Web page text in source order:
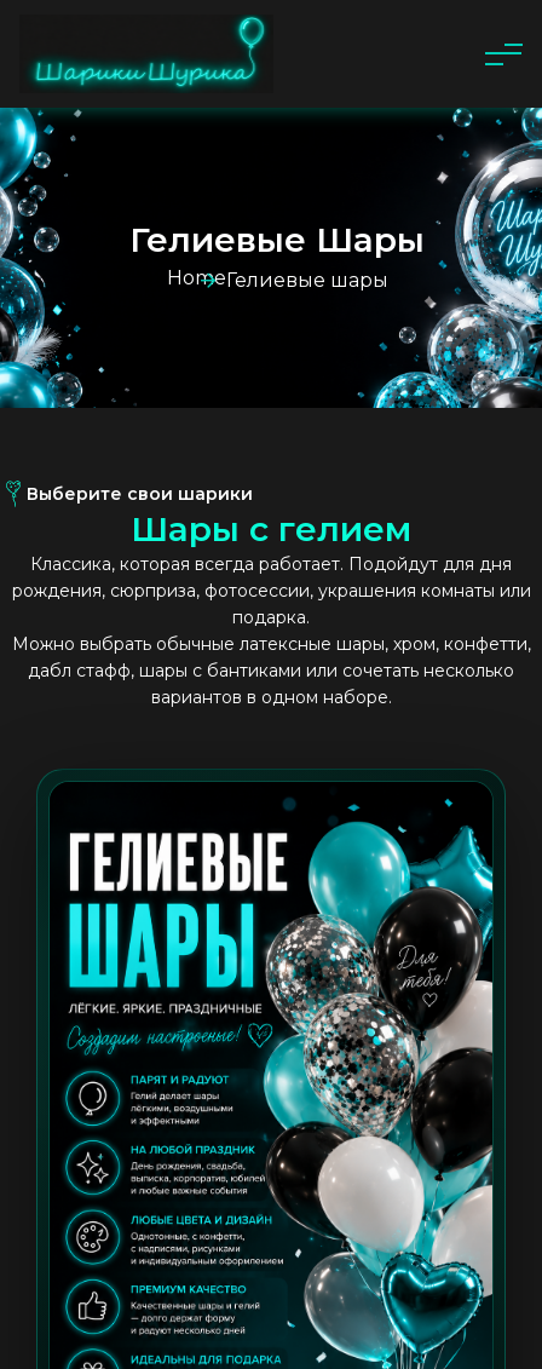
Гелиевые Шары
HomeГелиевые шары
Выберите свои шарики
Шары с гелием
Классика, которая всегда работает. Подойдут для дня
рождения, сюрприза, фотосессии, украшения комнаты или
подарка.
Можно выбрать обычные латексные шары, хром, конфетти,
дабл стафф, шары с бантиками или сочетать несколько
вариантов в одном наборе.